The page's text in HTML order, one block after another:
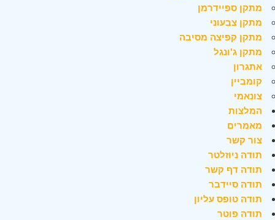
מתקן ספיידרמן
מתקן צבעוני
מתקן קפיצה מסיבה
מתקן ג'ונגל
אתגרון
קומביין
צונאמי
המלצות
מאמרים
צור קשר
תודה ניוזלטר
תודה דף קשר
תודה סיידבר
תודה טופס עליון
תודה פוטר